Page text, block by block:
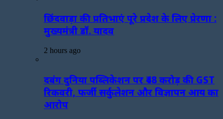
छिंदवाड़ा की प्रतिभाएं पूरे प्रदेश के लिए प्रेरणा :
मुख्यमंत्री डॉ. यादव
2 hours ago
दबंग दुनिया पब्लिकेशन पर ₹48 करोड़ की GST
रिकवरी, फर्जी सर्कुलेशन और विज्ञापन आय का
आरोप